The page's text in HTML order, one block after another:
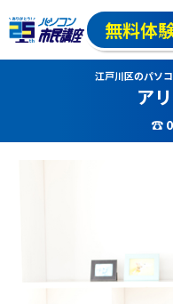
無料体
江戸川区のパソ
ア
☎